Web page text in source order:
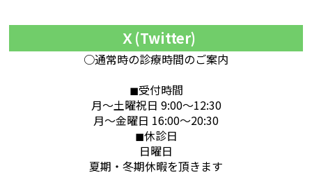
Ｘ(Twitter)
○通常時の診療時間のご案内
◼︎受付時間
月～土曜祝日 9:00～12:30
月～金曜日 16:00～20:30
◼︎休診日
日曜日
夏期・冬期休暇を頂きます